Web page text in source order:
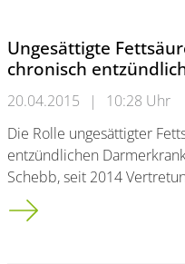
Ungesättigte
chronisch
20.04.2015 |
10:28 Uhr
Die Rolle ungesättigter
entzündlichen
Schebb, seit 2014
Ungesättigte Fettsäuren